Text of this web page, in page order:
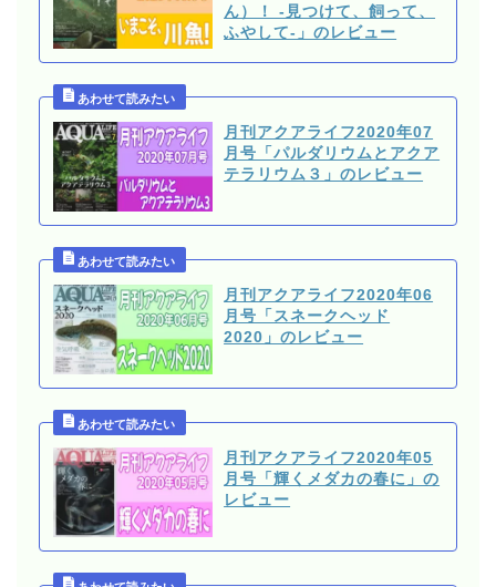
ん）！ -見つけて、飼って、
ふやして-」のレビュー
月刊アクアライフ2020年07
月号「パルダリウムとアクア
テラリウム３」のレビュー
月刊アクアライフ2020年06
月号「スネークヘッド
2020」のレビュー
月刊アクアライフ2020年05
月号「輝くメダカの春に」の
レビュー